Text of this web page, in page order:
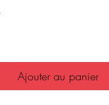
Prix
Ajouter au panier